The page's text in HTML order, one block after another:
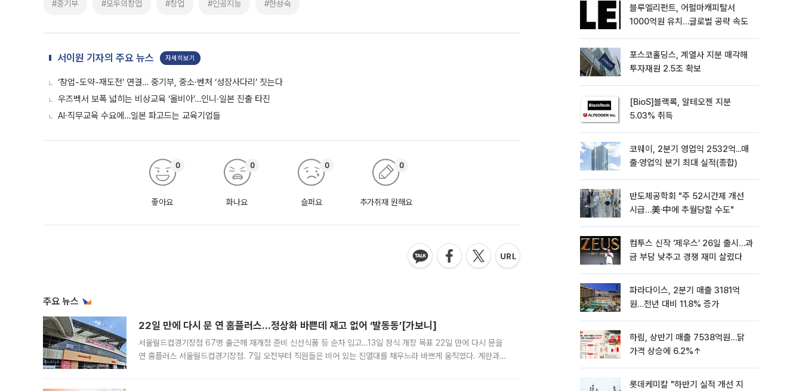
#중기부 #모두의창업 #창업 #인공지능 #한성숙
서이원 기자의 주요 뉴스 자세히보기
‘창업-도약-재도전’ 연결… 중기부, 중소·벤처 ‘성장사다리’ 짓는다
우즈벡서 보폭 넓히는 비상교육 ‘올비아’…인니·일본 진출 타진
AI·직무교육 수요에…일본 파고드는 교육기업들
좋아요
0
화나요
0
슬퍼요
0
추가취재 원해요
0
주요 뉴스
22일 만에 다시 문 연 홈플러스…정상화 바쁜데 재고 없어 ‘발동동’[가보니]
서울월드컵경기장점 67명 출근해 재개점 준비 신선식품 등 순차 입고…13일 정식 개장 목표 22일 만에 다시 문을
연 홈플러스 서울월드컵경기장점. 7일 오전부터 직원들은 비어 있는 진열대를 채우느라 바쁘게 움직였다. 계란과
블루엘리펀트, 어펄마캐피탈서
1000억원 유치…글로벌 공략 속도
포스코홀딩스, 계열사 지분 매각해
투자재원 2.5조 확보
[BioS]블랙록, 알테오젠 지분
5.03% 취득
코웨이, 2분기 영업익 2532억...매
출·영업익 분기 최대 실적(종합)
반도체공학회 "주 52시간제 개선
시급…美·中에 추월당할 수도"
컴투스 신작 ‘제우스’ 26일 출시…과
금 부담 낮추고 경쟁 재미 살렸다
파라다이스, 2분기 매출 3181억
원…전년 대비 11.8% 증가
하림, 상반기 매출 7538억원…닭
가격 상승에 6.2%↑
롯데케미칼 "하반기 실적 개선 지